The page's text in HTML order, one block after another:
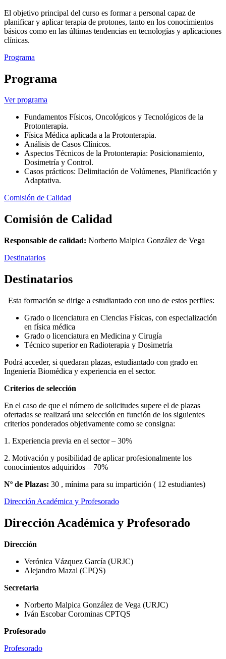
El objetivo principal del curso es formar a personal capaz de
planificar y aplicar terapia de protones, tanto en los conocimientos
básicos como en las últimas tendencias en tecnologías y aplicaciones
clínicas.
Programa
Programa
Ver programa
Fundamentos Físicos, Oncológicos y Tecnológicos de la
Protonterapia.
Física Médica aplicada a la Protonterapia.
Análisis de Casos Clínicos.
Aspectos Técnicos de la Protonterapia: Posicionamiento,
Dosimetría y Control.
Casos prácticos: Delimitación de Volúmenes, Planificación y
Adaptativa.
Comisión de Calidad
Comisión de Calidad
Responsable de calidad: Norberto Malpica González de Vega
Destinatarios
Destinatarios
Esta formación se dirige a estudiantado con uno de estos perfiles:
Grado o licenciatura en Ciencias Físicas, con especialización
en física médica
Grado o licenciatura en Medicina y Cirugía
Técnico superior en Radioterapia y Dosimetría
Podrá acceder, si quedaran plazas, estudiantado con grado en
Ingeniería Biomédica y experiencia en el sector.
Criterios de selección
En el caso de que el número de solicitudes supere el de plazas
ofertadas se realizará una selección en función de los siguientes
criterios ponderados objetivamente como se consigna:
1. Experiencia previa en el sector – 30%
2. Motivación y posibilidad de aplicar profesionalmente los
conocimientos adquiridos – 70%
Nº de Plazas: 30 , mínima para su impartición ( 12 estudiantes)
Dirección Académica y Profesorado
Dirección Académica y Profesorado
Dirección
Verónica Vázquez García (URJC)
Alejandro Mazal (CPQS)
Secretaría
Norberto Malpica González de Vega (URJC)
Iván Escobar Corominas CPTQS
Profesorado
Profesorado